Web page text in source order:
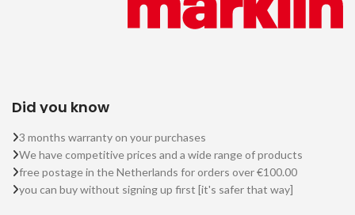
Did you know
3 months warranty on your purchases
We have competitive prices and a wide range of products
free postage in the Netherlands for orders over €100.00
you can buy without signing up first [it's safer that way]